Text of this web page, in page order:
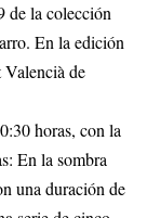
de la colección
En la edición
Valencià de
horas, con la
En la sombra
una duración de